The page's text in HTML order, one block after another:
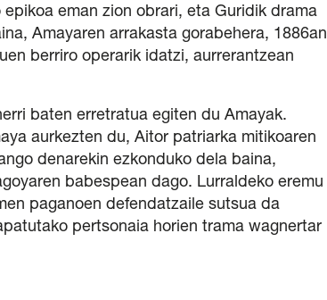
eman zion obrari, eta Guridik drama
Amayaren arrakasta gorabehera, 1886an
berriro operarik idatzi, aurrerantzean
baten erretratua egiten du Amayak.
aurkezten du, Aitor patriarka mitikoaren
denarekin ezkonduko dela baina,
babespean dago. Lurraldeko eremu
paganoen defendatzaile sutsua da
pertsonaia horien trama wagnertar